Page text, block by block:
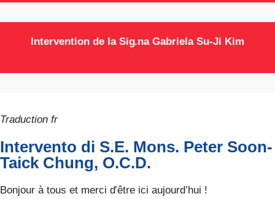
Intervention de la Sig.na Gabriela Su-Ji Kim
Traduction fr
Intervento di S.E. Mons. Peter Soon-
Taick Chung, O.C.D.
Bonjour à tous et merci d’être ici aujourd’hui !